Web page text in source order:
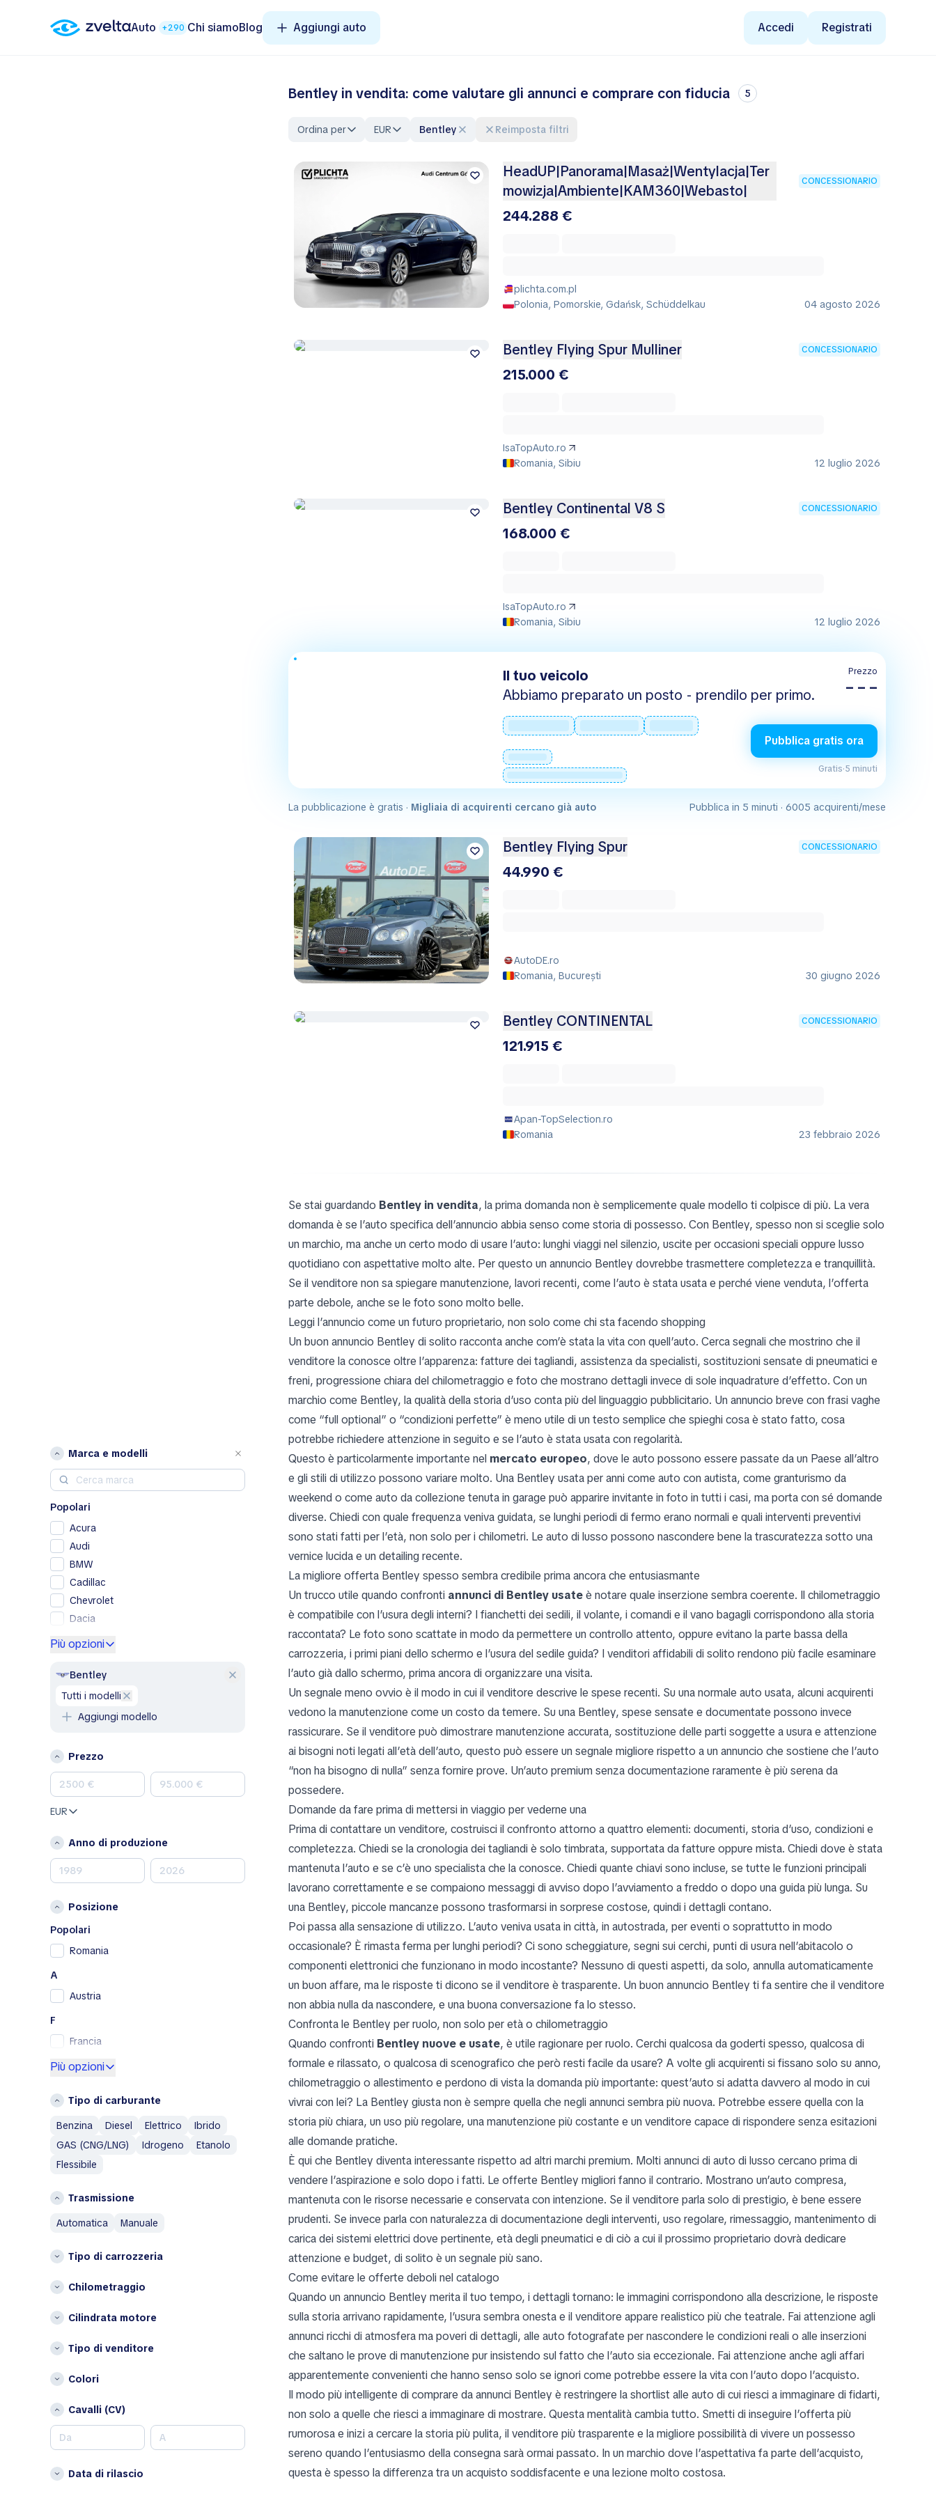
Auto +290 Chi siamoBlog Aggiungi auto Accedi Registrati
Marca e modelli
Popolari
Acura
Audi
BMW
Cadillac
Chevrolet
Dacia
GMC
Honda
Land Rover
Lexus
Mazda
Mercedes-Benz
Opel
Porsche
RAM
Renault
SsangYong
Toyota
Volvo
A
Alfa Romeo
AM General
Austin
Avatr
B
Bentley
Bestune
Bugatti
BYD
Chery
Più opzioni
Bentley
tutti i modelli
Aggiungi modello
Prezzo
EUR
Anno di produzione
Posizione
Popolari
Romania
A
Austria
F
Francia
G
Grecia
Islanda
Italia
L
Paesi Bassi
Spagna
Altri
Bulgaria
Cipro
Danimarca
Finlandia
Più opzioni
Tipo di carburante
Benzina
Diesel Elettrico
Ibrido
GAS (CNG/LNG)
Idrogeno
Etanolo
Flessibile
Trasmissione
automatica
manuale
Tipo di carrozzeria
Chilometraggio
Cilindrata motore
Tipo di venditore
Colori
Cavalli (CV)
Data di rilascio
Bentley in vendita: come valutare gli annunci e comprare con fiducia 5
Ordina per EUR Bentley Reimposta filtri
HeadUP|Panorama|Masaż|Wentylacja|Ter
mowizja|Ambiente|KAM360|Webasto|
CONCESSIONARIO
244.288 €
plichta.com.pl
Polonia, Pomorskie, Gdańsk, Schüddelkau
04 agosto 2026
Bentley Flying Spur Mulliner CONCESSIONARIO
215.000 €
IsaTopAuto.ro
Romania, Sibiu
12 luglio 2026
Bentley Continental V8 S CONCESSIONARIO
168.000 €
IsaTopAuto.ro
Romania, Sibiu
12 luglio 2026
Il tuo veicolo
Abbiamo preparato un posto - prendilo per primo.
Prezzo
– – –
Pubblica gratis ora
Gratis·5 minuti
La pubblicazione è gratis · Migliaia di acquirenti cercano già auto Pubblica in 5 minuti · 6005 acquirenti/mese
Bentley Flying Spur CONCESSIONARIO
44.990 €
AutoDE.ro
Romania, București
30 giugno 2026
Bentley CONTINENTAL CONCESSIONARIO
121.915 €
Apan-TopSelection.ro
Romania
23 febbraio 2026
Se stai guardando Bentley in vendita, la prima domanda non è semplicemente quale modello ti colpisce di più. La vera
domanda è se l’auto specifica dell’annuncio abbia senso come storia di possesso. Con Bentley, spesso non si sceglie solo
un marchio, ma anche un certo modo di usare l’auto: lunghi viaggi nel silenzio, uscite per occasioni speciali oppure lusso
quotidiano con aspettative molto alte. Per questo un annuncio Bentley dovrebbe trasmettere completezza e tranquillità.
Se il venditore non sa spiegare manutenzione, lavori recenti, come l’auto è stata usata e perché viene venduta, l’offerta
parte debole, anche se le foto sono molto belle.
Leggi l’annuncio come un futuro proprietario, non solo come chi sta facendo shopping
Un buon annuncio Bentley di solito racconta anche com’è stata la vita con quell’auto. Cerca segnali che mostrino che il
venditore la conosce oltre l’apparenza: fatture dei tagliandi, assistenza da specialisti, sostituzioni sensate di pneumatici e
freni, progressione chiara del chilometraggio e foto che mostrano dettagli invece di sole inquadrature d’effetto. Con un
marchio come Bentley, la qualità della storia d’uso conta più del linguaggio pubblicitario. Un annuncio breve con frasi vaghe
come “full optional” o “condizioni perfette” è meno utile di un testo semplice che spieghi cosa è stato fatto, cosa
potrebbe richiedere attenzione in seguito e se l’auto è stata usata con regolarità.
Questo è particolarmente importante nel mercato europeo, dove le auto possono essere passate da un Paese all’altro
e gli stili di utilizzo possono variare molto. Una Bentley usata per anni come auto con autista, come granturismo da
weekend o come auto da collezione tenuta in garage può apparire invitante in foto in tutti i casi, ma porta con sé domande
diverse. Chiedi con quale frequenza veniva guidata, se lunghi periodi di fermo erano normali e quali interventi preventivi
sono stati fatti per l’età, non solo per i chilometri. Le auto di lusso possono nascondere bene la trascuratezza sotto una
vernice lucida e un detailing recente.
La migliore offerta Bentley spesso sembra credibile prima ancora che entusiasmante
Un trucco utile quando confronti annunci di Bentley usateè notare quale inserzione sembra coerente. Il chilometraggio
è compatibile con l’usura degli interni? I fianchetti dei sedili, il volante, i comandi e il vano bagagli corrispondono alla storia
raccontata? Le foto sono scattate in modo da permettere un controllo attento, oppure evitano la parte bassa della
carrozzeria, i primi piani dello schermo e l’usura del sedile guida? I venditori affidabili di solito rendono più facile esaminare
l’auto già dallo schermo, prima ancora di organizzare una visita.
Un segnale meno ovvio è il modo in cui il venditore descrive le spese recenti. Su una normale auto usata, alcuni acquirenti
vedono la manutenzione come un costo da temere. Su una Bentley, spese sensate e documentate possono invece
rassicurare. Se il venditore può dimostrare manutenzione accurata, sostituzione delle parti soggette a usura e attenzione
ai bisogni noti legati all’età dell’auto, questo può essere un segnale migliore rispetto a un annuncio che sostiene che l’auto
“non ha bisogno di nulla” senza fornire prove. Un’auto premium senza documentazione raramente è più serena da
possedere.
Domande da fare prima di mettersi in viaggio per vederne una
Prima di contattare un venditore, costruisci il confronto attorno a quattro elementi: documenti, storia d’uso, condizioni e
completezza. Chiedi se la cronologia dei tagliandi è solo timbrata, supportata da fatture oppure mista. Chiedi dove è stata
mantenuta l’auto e se c’è uno specialista che la conosce. Chiedi quante chiavi sono incluse, se tutte le funzioni principali
lavorano correttamente e se compaiono messaggi di avviso dopo l’avviamento a freddo o dopo una guida più lunga. Su
una Bentley, piccole mancanze possono trasformarsi in sorprese costose, quindi i dettagli contano.
Poi passa alla sensazione di utilizzo. L’auto veniva usata in città, in autostrada, per eventi o soprattutto in modo
occasionale? È rimasta ferma per lunghi periodi? Ci sono scheggiature, segni sui cerchi, punti di usura nell’abitacolo o
componenti elettronici che funzionano in modo incostante? Nessuno di questi aspetti, da solo, annulla automaticamente
un buon affare, ma le risposte ti dicono se il venditore è trasparente. Un buon annuncio Bentley ti fa sentire che il venditore
non abbia nulla da nascondere, e una buona conversazione fa lo stesso.
Confronta le Bentley per ruolo, non solo per età o chilometraggio
Quando confronti Bentley nuove e usate, è utile ragionare per ruolo. Cerchi qualcosa da goderti spesso, qualcosa di
formale e rilassato, o qualcosa di scenografico che però resti facile da usare? A volte gli acquirenti si fissano solo su anno,
chilometraggio o allestimento e perdono di vista la domanda più importante: quest’auto si adatta davvero al modo in cui
vivrai con lei? La Bentley giusta non è sempre quella che negli annunci sembra più nuova. Potrebbe essere quella con la
storia più chiara, un uso più regolare, una manutenzione più costante e un venditore capace di rispondere senza esitazioni
alle domande pratiche.
È qui che Bentley diventa interessante rispetto ad altri marchi premium. Molti annunci di auto di lusso cercano prima di
vendere l’aspirazione e solo dopo i fatti. Le offerte Bentley migliori fanno il contrario. Mostrano un’auto compresa,
mantenuta con le risorse necessarie e conservata con intenzione. Se il venditore parla solo di prestigio, è bene essere
prudenti. Se invece parla con naturalezza di documentazione degli interventi, uso regolare, rimessaggio, mantenimento di
carica dei sistemi elettrici dove pertinente, età degli pneumatici e di ciò a cui il prossimo proprietario dovrà dedicare
attenzione e budget, di solito è un segnale più sano.
Come evitare le offerte deboli nel catalogo
Quando un annuncio Bentley merita il tuo tempo, i dettagli tornano: le immagini corrispondono alla descrizione, le risposte
sulla storia arrivano rapidamente, l’usura sembra onesta e il venditore appare realistico più che teatrale. Fai attenzione agli
annunci ricchi di atmosfera ma poveri di dettagli, alle auto fotografate per nascondere le condizioni reali o alle inserzioni
che saltano le prove di manutenzione pur insistendo sul fatto che l’auto sia eccezionale. Fai attenzione anche agli affari
apparentemente convenienti che hanno senso solo se ignori come potrebbe essere la vita con l’auto dopo l’acquisto.
Il modo più intelligente di comprare da annunci Bentley è restringere la shortlist alle auto di cui riesci a immaginare di fidarti,
non solo a quelle che riesci a immaginare di mostrare. Questa mentalità cambia tutto. Smetti di inseguire l’offerta più
rumorosa e inizi a cercare la storia più pulita, il venditore più trasparente e la migliore possibilità di vivere un possesso
sereno quando l’entusiasmo della consegna sarà ormai passato. In un marchio dove l’aspettativa fa parte dell’acquisto,
questa è spesso la differenza tra un acquisto soddisfacente e una lezione molto costosa.